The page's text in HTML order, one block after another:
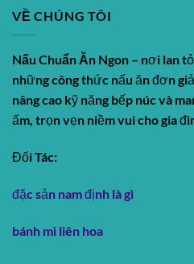
VỀ CHÚNG TÔI
Nấu Chuẩn Ăn Ngon – nơi lan
những công thức nấu ăn đơn
nâng cao kỹ năng bếp núc và
ấm, trọn vẹn niềm vui cho gia
Đối Tác:
đặc sản nam định là gì
bánh mì liên hoa